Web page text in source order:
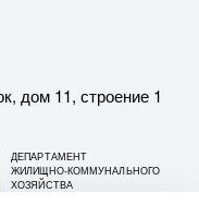
дом 11, строение 1
ДЕПАРТАМЕНТ
ЖИЛИЩНО-КОММУНАЛЬНОГО
ХОЗЯЙСТВА